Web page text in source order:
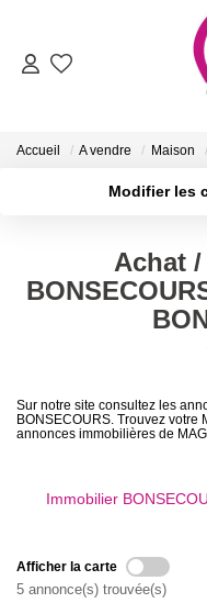
Qui
Accueil A vendre Maison
Modifier les
Sélectionnez...
Achat
Sur notre site consultez les
BONSECOURS. Trouvez votre
annonces immobilières de
Immobilier
Afficher la carte
5 annonce(s) trouvée(s)